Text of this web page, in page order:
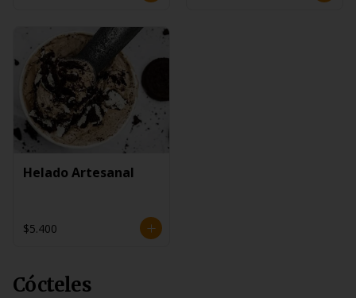
Helado Artesanal
$5.400
Cócteles